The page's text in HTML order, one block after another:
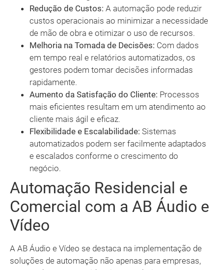
Redução de Custos: A automação pode reduzir
custos operacionais ao minimizar a necessidade
de mão de obra e otimizar o uso de recursos.
Melhoria na Tomada de Decisões: Com dados
em tempo real e relatórios automatizados, os
gestores podem tomar decisões informadas
rapidamente.
Aumento da Satisfação do Cliente: Processos
mais eficientes resultam em um atendimento ao
cliente mais ágil e eficaz.
Flexibilidade e Escalabilidade: Sistemas
automatizados podem ser facilmente adaptados
e escalados conforme o crescimento do
negócio.
Automação Residencial e
Comercial com a AB Áudio e
Vídeo
A AB Áudio e Vídeo se destaca na implementação de
soluções de automação não apenas para empresas,